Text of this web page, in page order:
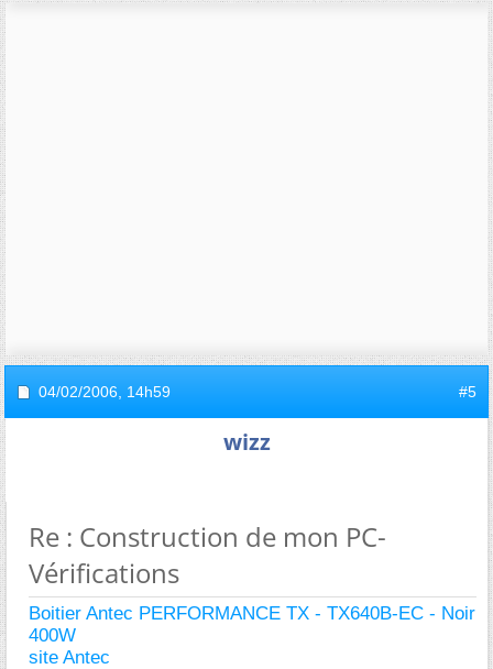
04/02/2006, 14h59 #5
wizz
Re : Construction de mon PC-
Vérifications
Boitier Antec PERFORMANCE TX - TX640B-EC - Noir
400W
site Antec